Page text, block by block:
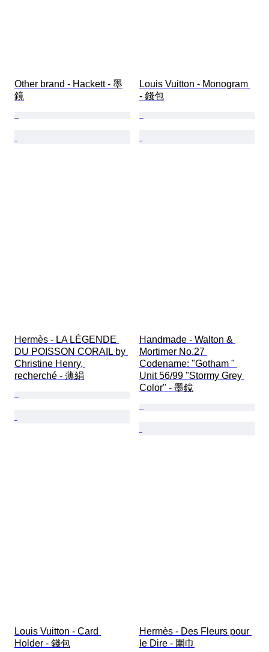
Other brand - Hackett - 墨
鏡
Louis Vuitton - Monogram
- 錢包
Hermès - LA LÉGENDE
DU POISSON CORAIL by
Christine Henry,
recherché - 薄絹
Handmade - Walton &
Mortimer No.27
Codename: "Gotham "
Unit 56/99 "Stormy Grey
Color" - 墨鏡
Louis Vuitton - Card
Holder - 錢包
Hermès - Des Fleurs pour
le Dire - 圍巾